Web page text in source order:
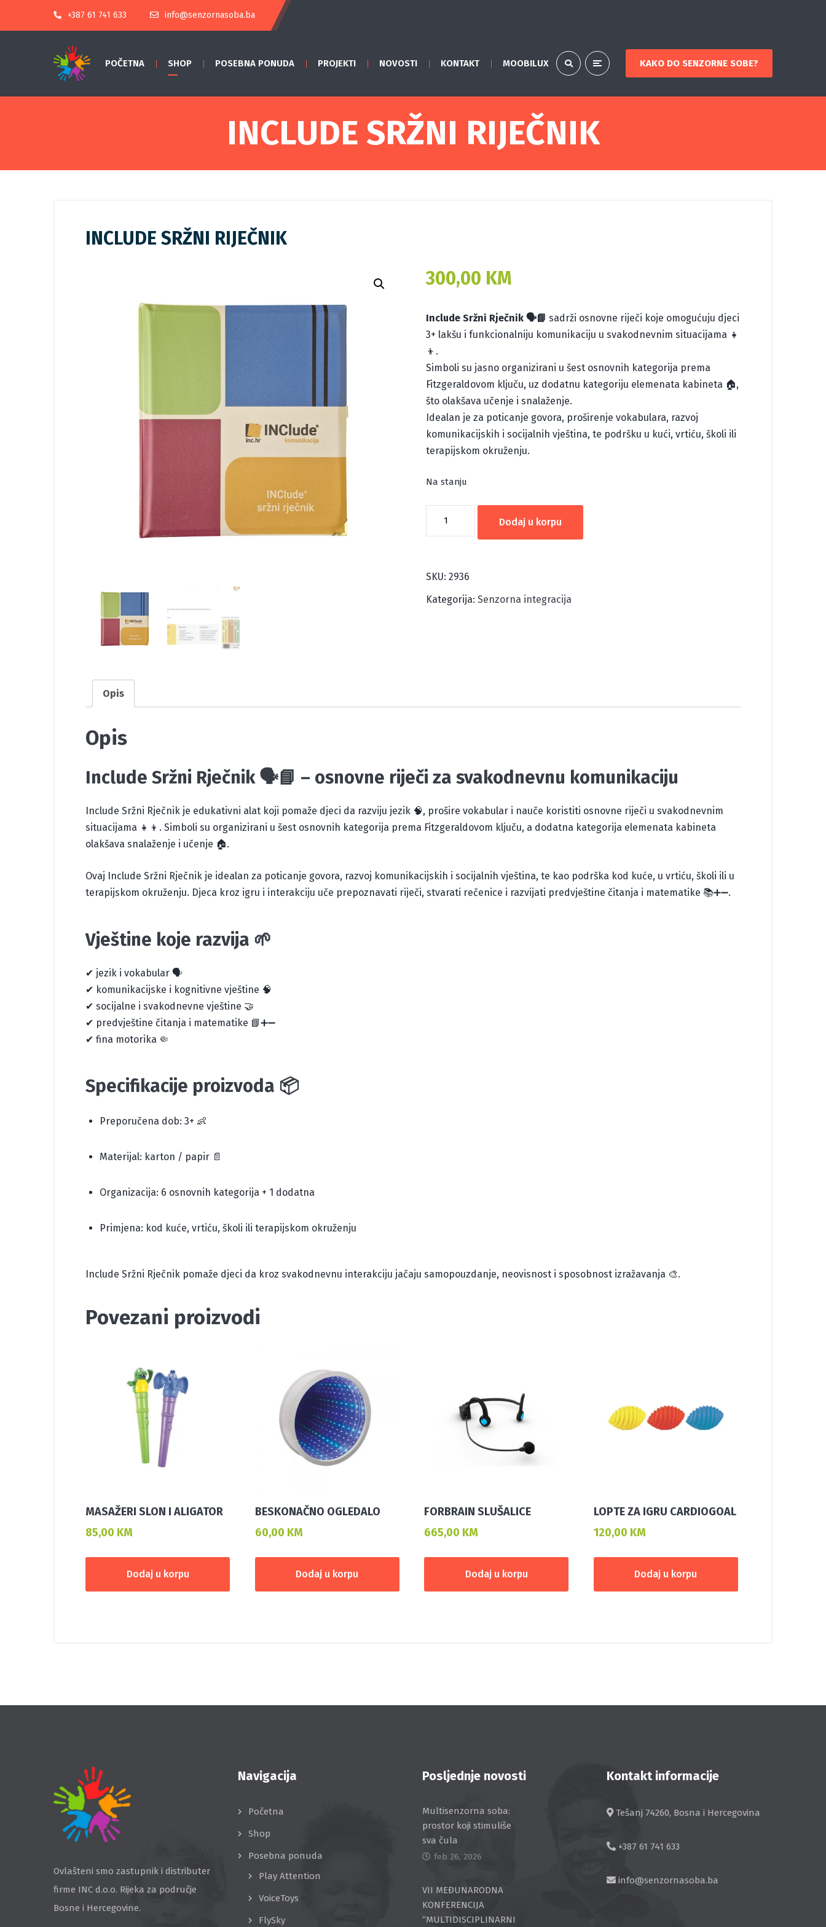
+387 61 741 633 info@senzornasoba.ba
KAKO DO SENZORNE SOBE?
POČETNA SHOP POSEBNA PONUDA PROJEKTI NOVOSTI KONTAKT MOOBILUX
INCLUDE SRŽNI RIJEČNIK
INCLUDE SRŽNI RIJEČNIK
300,00 KM
Include Sržni Rječnik 🗣️📘sadrži osnovne riječi koje omogućuju djeci
3+ lakšu i funkcionalniju komunikaciju u svakodnevnim situacijama 👧
👦.
Simboli su jasno organizirani u šest osnovnih kategorija prema
Fitzgeraldovom ključu, uz dodatnu kategoriju elemenata kabineta 🏠,
što olakšava učenje i snalaženje.
Idealan je za poticanje govora, proširenje vokabulara, razvoj
komunikacijskih i socijalnih vještina, te podršku u kući, vrtiću, školi ili
terapijskom okruženju.
Na stanju
Dodaj u korpu
SKU:2936
Kategorija:Senzorna integracija
Opis
Opis
Include Sržni Rječnik 🗣️📘 – osnovne riječi za svakodnevnu komunikaciju
Include Sržni Rječnik je edukativni alat koji pomaže djeci da razviju jezik 🧠, prošire vokabular i nauče koristiti osnovne riječi u svakodnevnim
situacijama 👧👦. Simboli su organizirani u šest osnovnih kategorija prema Fitzgeraldovom ključu, a dodatna kategorija elemenata kabineta
olakšava snalaženje i učenje 🏠.
Ovaj Include Sržni Rječnik je idealan za poticanje govora, razvoj komunikacijskih i socijalnih vještina, te kao podrška kod kuće, u vrtiću, školi ili u
terapijskom okruženju. Djeca kroz igru i interakciju uče prepoznavati riječi, stvarati rečenice i razvijati predvještine čitanja i matematike 📚➕➖.
Vještine koje razvija 🌱
✔ jezik i vokabular 🗣️
✔ komunikacijske i kognitivne vještine 🧠
✔ socijalne i svakodnevne vještine 🤝
✔ predvještine čitanja i matematike 📘➕➖
✔ fina motorika 🤏
Specifikacije proizvoda 📦
Preporučena dob: 3+ 👶
Materijal: karton / papir 📄
Organizacija: 6 osnovnih kategorija + 1 dodatna
Primjena: kod kuće, vrtiću, školi ili terapijskom okruženju
Include Sržni Rječnik pomaže djeci da kroz svakodnevnu interakciju jačaju samopouzdanje, neovisnost i sposobnost izražavanja 🎨.
Povezani proizvodi
MASAŽERI SLON I ALIGATOR
85,00 KM
Dodaj u korpu
BESKONAČNO OGLEDALO
60,00 KM
Dodaj u korpu
FORBRAIN SLUŠALICE
665,00 KM
Dodaj u korpu
LOPTE ZA IGRU CARDIOGOAL
120,00 KM
Dodaj u korpu
Ovlašteni smo zastupnik i distributer
firme INC d.o.o. Rijeka za područje
Bosne i Hercegovine.
Navigacija
Početna
Shop
Posebna ponuda
Play Attention
VoiceToys
FlySky
Posljednje novosti
Multisenzorna soba:
prostor koji stimuliše
sva čula
feb 26, 2026
VII MEĐUNARODNA
KONFERENCIJA
“MULTIDISCIPLINARNI
Kontakt informacije
Tešanj 74260, Bosna i Hercegovina
+387 61 741 633
info@senzornasoba.ba